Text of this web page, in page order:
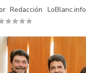
Redacción LoBlanc.info